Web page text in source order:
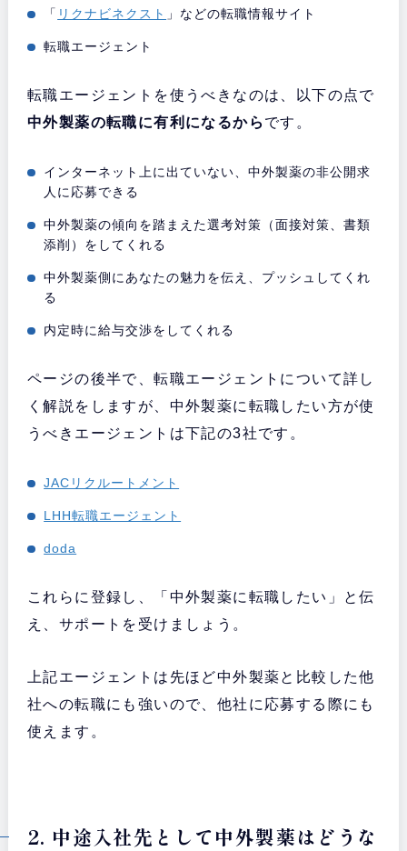
「 リクナビネクスト 」などの転職情報サイト
転職エージェント
転職エージェントを使うべきなのは、以下の点で
中外製薬の転職に有利になるから です。
インターネット上に出ていない、中外製薬の非公開求
人に応募できる
中外製薬の傾向を踏まえた選考対策（面接対策、書類
添削）をしてくれる
中外製薬側にあなたの魅力を伝え、プッシュしてくれ
る
内定時に給与交渉をしてくれる
ページの後半で、転職エージェントについて詳し
く解説をしますが、中外製薬に転職したい方が使
うべきエージェントは下記の3社です。
JACリクルートメント
LHH転職エージェント
doda
これらに登録し、「中外製薬に転職したい」と伝
え、サポートを受けましょう。
上記エージェントは先ほど中外製薬と比較した他
社への転職にも強いので、他社に応募する際にも
使えます。
2. 中途入社先として中外製薬はどうな